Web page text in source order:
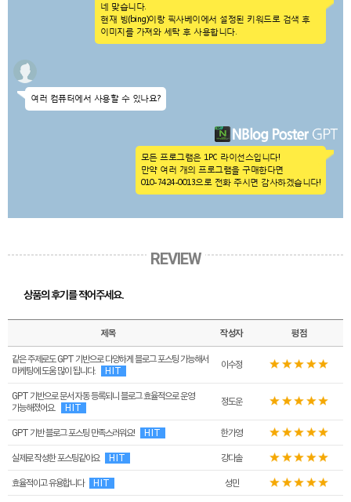
네 맞습니다.
현재 빙(bing)이랑 픽사베이에서 설정된 키워드로 검색 후
이미지를 가져와 세탁 후 사용합니다.
여러 컴퓨터에서 사용할 수 있나요?
모든 프로그램은 1PC 라이선스입니다!
만약 여러 개의 프로그램을 구매한다면
010-7424-0013으로 전화 주시면 감사하겠습니다!
REVIEW
상품의 후기를 적어주세요.
제목 작성자 평점
같은 주제로도 GPT 기반으로 다양하게 블로그 포스팅 가능해서
마케팅에 도움 많이 됩니다.
HIT
이수정
GPT 기반으로 문서 자동 등록되니 블로그 효율적으로 운영
가능해졌어요.
HIT
정도운
GPT 기반 블로그 포스팅 만족스러워요! HIT 한가영
실제로 작성한 포스팅같아요 HIT 강다솔
효율적이고 유용합니다 HIT 성민